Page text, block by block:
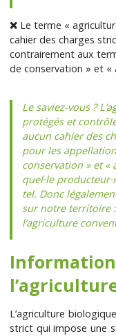
❌ Le terme «
cahier des charges
contrairement aux
de conservation » et «
Le saviez-vous ?
protégés et
aucun cahier des
pour les
conservation » et «
quel·le
tel. Donc
sur notre territoire
l’agriculture
L’agriculture
strict qui impose une